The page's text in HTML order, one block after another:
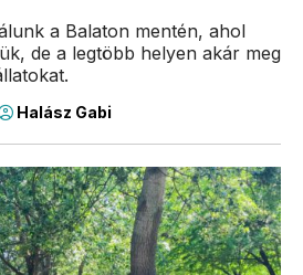
a Balaton mentén, ahol
de a legtöbb helyen akár meg
Halász Gabi